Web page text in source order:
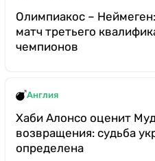
Олимпиакос –
матч третьего
чемпионов
Англия
Хаби Алонсо оценит
возвращения: судьба
определена